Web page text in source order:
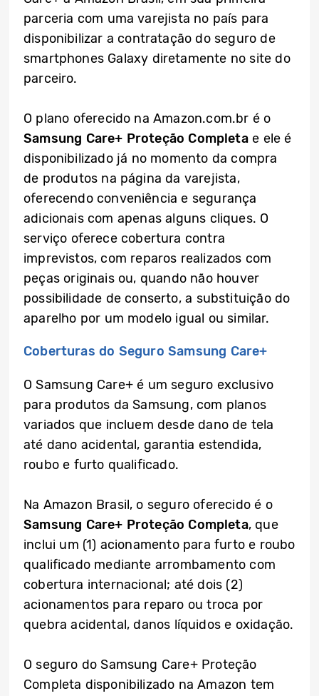
parceria com uma varejista no país para
disponibilizar a contratação do seguro de
smartphones Galaxy diretamente no site do
parceiro.
O plano oferecido na Amazon.com.br é o
Samsung Care+ Proteção Completae ele é
disponibilizado já no momento da compra
de produtos na página da varejista,
oferecendo conveniência e segurança
adicionais com apenas alguns cliques. O
serviço oferece cobertura contra
imprevistos, com reparos realizados com
peças originais ou, quando não houver
possibilidade de conserto, a substituição do
aparelho por um modelo igual ou similar.
Coberturas do Seguro Samsung Care+
O Samsung Care+ é um seguro exclusivo
para produtos da Samsung, com planos
variados que incluem desde dano de tela
até dano acidental, garantia estendida,
roubo e furto qualificado.
Na Amazon Brasil, o seguro oferecido é o
Samsung Care+ Proteção Completa, que
inclui um (1) acionamento para furto e roubo
qualificado mediante arrombamento com
cobertura internacional; até dois (2)
acionamentos para reparo ou troca por
quebra acidental, danos líquidos e oxidação.
O seguro do Samsung Care+ Proteção
Completa disponibilizado na Amazon tem